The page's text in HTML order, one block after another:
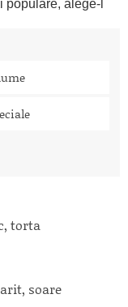
populare, alege-l
torta
soare